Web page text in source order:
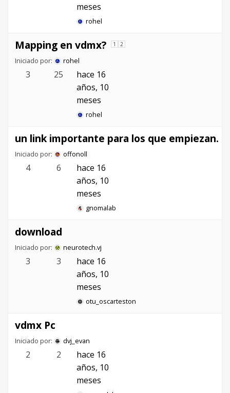
meses
rohel
Mapping en vdmx? 1 2
Iniciado por: rohel
3 25
hace 16
años, 10
meses
rohel
un link importante para los que empiezan.
Iniciado por: offonoll
4 6
hace 16
años, 10
meses
gnomalab
download
Iniciado por: neurotech.vj
3 3
hace 16
años, 10
meses
otu_oscarteston
vdmx Pc
Iniciado por: dvj_evan
2 2
hace 16
años, 10
meses